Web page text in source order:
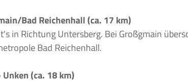
Bad Reichenhall (ca. 17 km)
in Richtung Untersberg. Bei Großgmain
Bad Reichenhall.
(ca. 18 km)